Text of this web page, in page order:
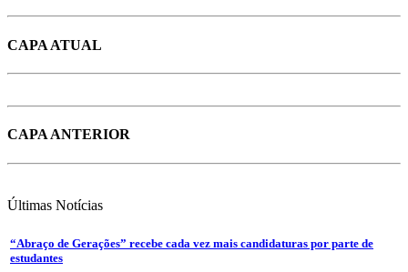
CAPA ATUAL
CAPA ANTERIOR
Últimas Notícias
“Abraço de Gerações” recebe cada vez mais candidaturas por parte de
estudantes